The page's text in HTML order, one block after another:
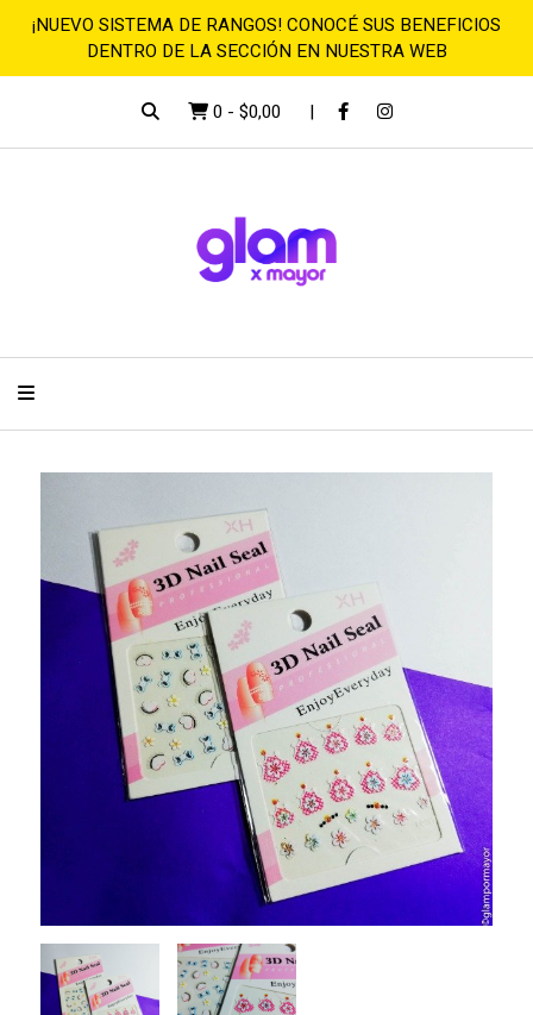
¡NUEVO SISTEMA DE RANGOS! CONOCÉ SUS BENEFICIOS
DENTRO DE LA SECCIÓN EN NUESTRA WEB
0 - $0,00